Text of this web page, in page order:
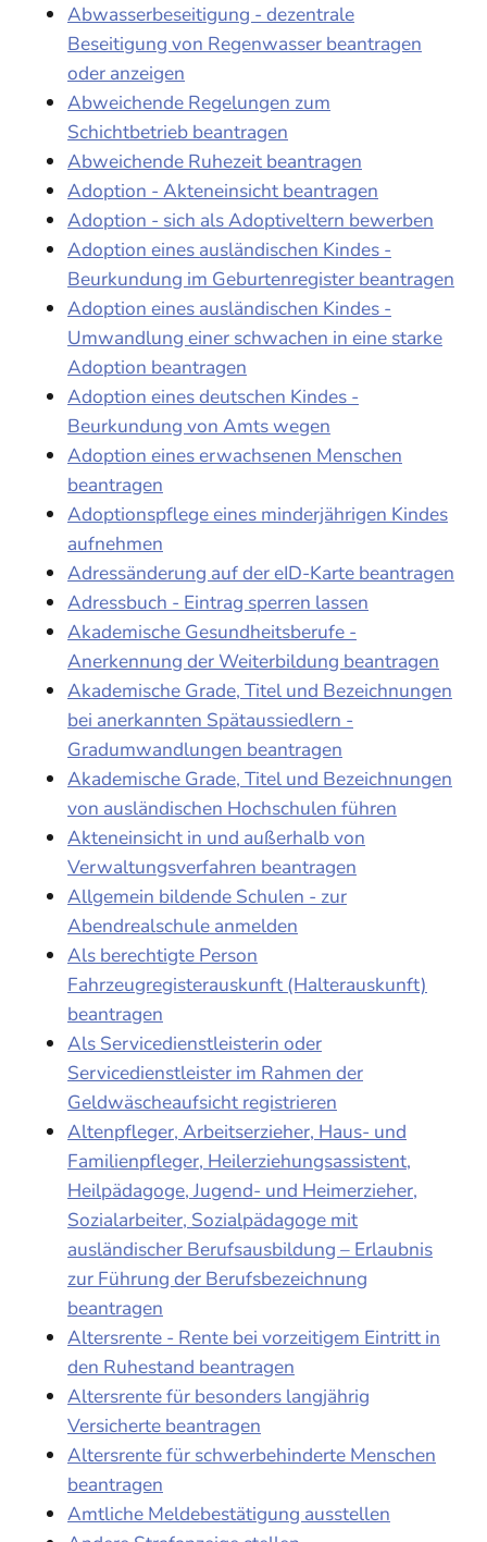
Abwasserbeseitigung - dezentrale
Beseitigung von Regenwasser beantragen
oder anzeigen
Abweichende Regelungen zum
Schichtbetrieb beantragen
Abweichende Ruhezeit beantragen
Adoption - Akteneinsicht beantragen
Adoption - sich als Adoptiveltern bewerben
Adoption eines ausländischen Kindes -
Beurkundung im Geburtenregister beantragen
Adoption eines ausländischen Kindes -
Umwandlung einer schwachen in eine starke
Adoption beantragen
Adoption eines deutschen Kindes -
Beurkundung von Amts wegen
Adoption eines erwachsenen Menschen
beantragen
Adoptionspflege eines minderjährigen Kindes
aufnehmen
Adressänderung auf der eID-Karte beantragen
Adressbuch - Eintrag sperren lassen
Akademische Gesundheitsberufe -
Anerkennung der Weiterbildung beantragen
Akademische Grade, Titel und Bezeichnungen
bei anerkannten Spätaussiedlern -
Gradumwandlungen beantragen
Akademische Grade, Titel und Bezeichnungen
von ausländischen Hochschulen führen
Akteneinsicht in und außerhalb von
Verwaltungsverfahren beantragen
Allgemein bildende Schulen - zur
Abendrealschule anmelden
Als berechtigte Person
Fahrzeugregisterauskunft (Halterauskunft)
beantragen
Als Servicedienstleisterin oder
Servicedienstleister im Rahmen der
Geldwäscheaufsicht registrieren
Altenpfleger, Arbeitserzieher, Haus- und
Familienpfleger, Heilerziehungsassistent,
Heilpädagoge, Jugend- und Heimerzieher,
Sozialarbeiter, Sozialpädagoge mit
ausländischer Berufsausbildung – Erlaubnis
zur Führung der Berufsbezeichnung
beantragen
Altersrente - Rente bei vorzeitigem Eintritt in
den Ruhestand beantragen
Altersrente für besonders langjährig
Versicherte beantragen
Altersrente für schwerbehinderte Menschen
beantragen
Amtliche Meldebestätigung ausstellen